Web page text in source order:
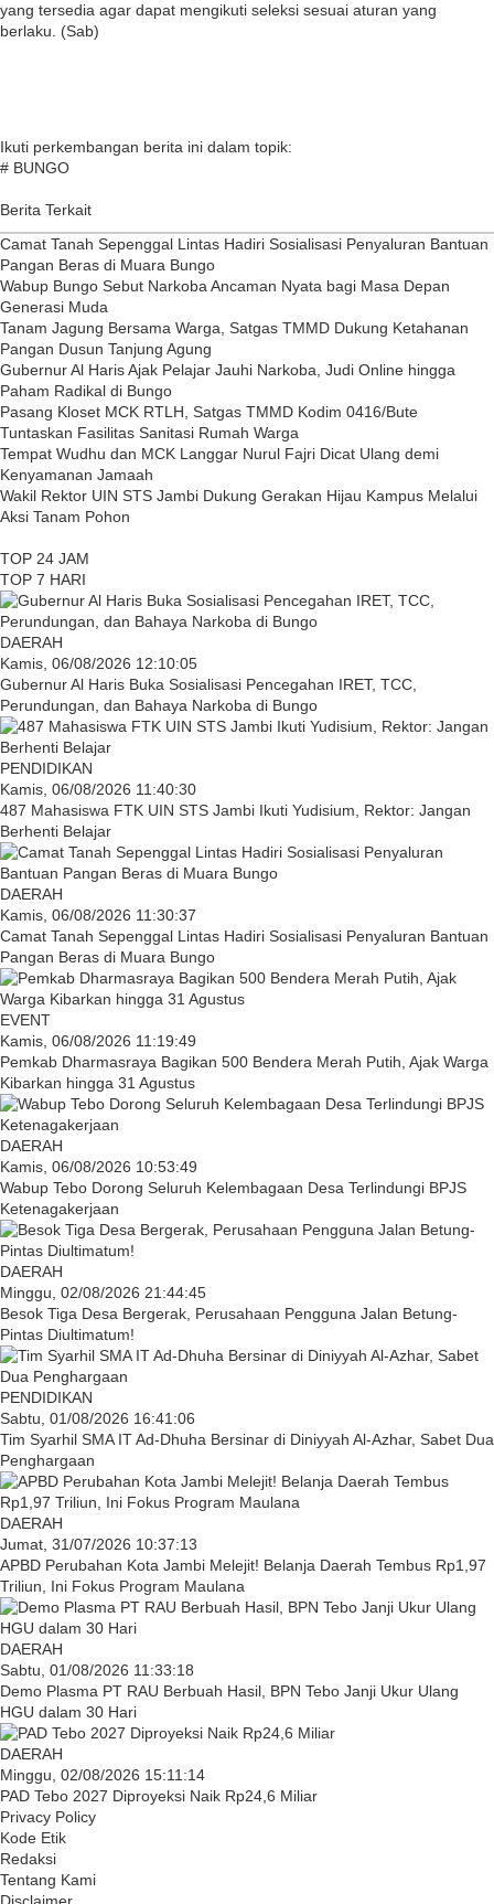
yang tersedia agar dapat mengikuti seleksi sesuai aturan yang
berlaku. (Sab)
Ikuti perkembangan berita ini dalam topik:
# BUNGO
Berita Terkait
Camat Tanah Sepenggal Lintas Hadiri Sosialisasi Penyaluran Bantuan
Pangan Beras di Muara Bungo
Wabup Bungo Sebut Narkoba Ancaman Nyata bagi Masa Depan
Generasi Muda
Tanam Jagung Bersama Warga, Satgas TMMD Dukung Ketahanan
Pangan Dusun Tanjung Agung
Gubernur Al Haris Ajak Pelajar Jauhi Narkoba, Judi Online hingga
Paham Radikal di Bungo
Pasang Kloset MCK RTLH, Satgas TMMD Kodim 0416/Bute
Tuntaskan Fasilitas Sanitasi Rumah Warga
Tempat Wudhu dan MCK Langgar Nurul Fajri Dicat Ulang demi
Kenyamanan Jamaah
Wakil Rektor UIN STS Jambi Dukung Gerakan Hijau Kampus Melalui
Aksi Tanam Pohon
TOP 24 JAM
TOP 7 HARI
DAERAH
Kamis, 06/08/2026 12:10:05
Gubernur Al Haris Buka Sosialisasi Pencegahan IRET, TCC,
Perundungan, dan Bahaya Narkoba di Bungo
PENDIDIKAN
Kamis, 06/08/2026 11:40:30
487 Mahasiswa FTK UIN STS Jambi Ikuti Yudisium, Rektor: Jangan
Berhenti Belajar
DAERAH
Kamis, 06/08/2026 11:30:37
Camat Tanah Sepenggal Lintas Hadiri Sosialisasi Penyaluran Bantuan
Pangan Beras di Muara Bungo
EVENT
Kamis, 06/08/2026 11:19:49
Pemkab Dharmasraya Bagikan 500 Bendera Merah Putih, Ajak Warga
Kibarkan hingga 31 Agustus
DAERAH
Kamis, 06/08/2026 10:53:49
Wabup Tebo Dorong Seluruh Kelembagaan Desa Terlindungi BPJS
Ketenagakerjaan
DAERAH
Minggu, 02/08/2026 21:44:45
Besok Tiga Desa Bergerak, Perusahaan Pengguna Jalan Betung-
Pintas Diultimatum!
PENDIDIKAN
Sabtu, 01/08/2026 16:41:06
Tim Syarhil SMA IT Ad-Dhuha Bersinar di Diniyyah Al-Azhar, Sabet Dua
Penghargaan
DAERAH
Jumat, 31/07/2026 10:37:13
APBD Perubahan Kota Jambi Melejit! Belanja Daerah Tembus Rp1,97
Triliun, Ini Fokus Program Maulana
DAERAH
Sabtu, 01/08/2026 11:33:18
Demo Plasma PT RAU Berbuah Hasil, BPN Tebo Janji Ukur Ulang
HGU dalam 30 Hari
DAERAH
Minggu, 02/08/2026 15:11:14
PAD Tebo 2027 Diproyeksi Naik Rp24,6 Miliar
Privacy Policy
Kode Etik
Redaksi
Tentang Kami